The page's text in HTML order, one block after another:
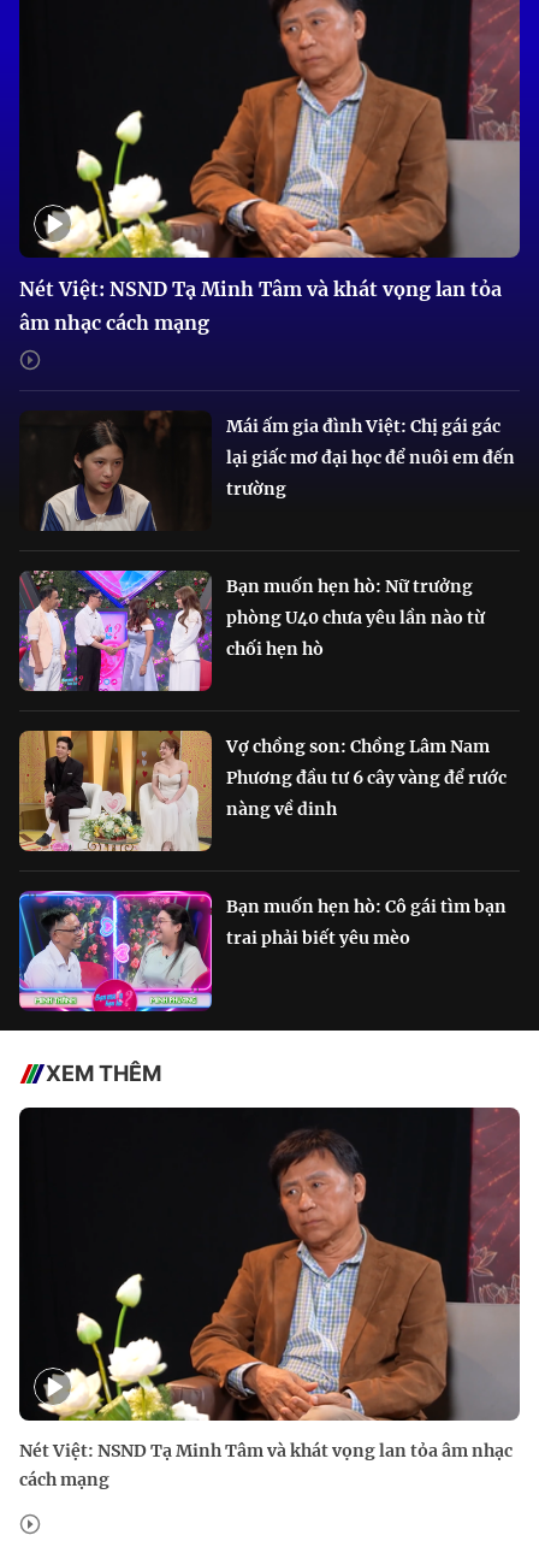
Nét Việt: NSND Tạ Minh Tâm và khát vọng lan tỏa
âm nhạc cách mạng
Mái ấm gia đình Việt: Chị gái gác
lại giấc mơ đại học để nuôi em đến
trường
Bạn muốn hẹn hò: Nữ trưởng
phòng U40 chưa yêu lần nào từ
chối hẹn hò
Vợ chồng son: Chồng Lâm Nam
Phương đầu tư 6 cây vàng để rước
nàng về dinh
Bạn muốn hẹn hò: Cô gái tìm bạn
trai phải biết yêu mèo
XEM THÊM
Nét Việt: NSND Tạ Minh Tâm và khát vọng lan tỏa âm nhạc
cách mạng